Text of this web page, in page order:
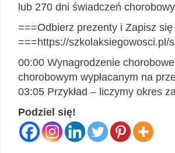
lub 270 dni świadczeń
===Odbierz prezenty i Zapisz
===https://szkolaksiegowosci.pl/
00:00 Wynagrodzenie chorobowe
chorobowym wypłacanym na
03:05 Przykład – liczymy okres
Podziel się!